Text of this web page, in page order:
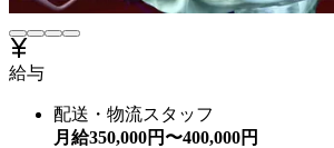
給与
配送・物流スタッフ
月給350,000円〜400,000円